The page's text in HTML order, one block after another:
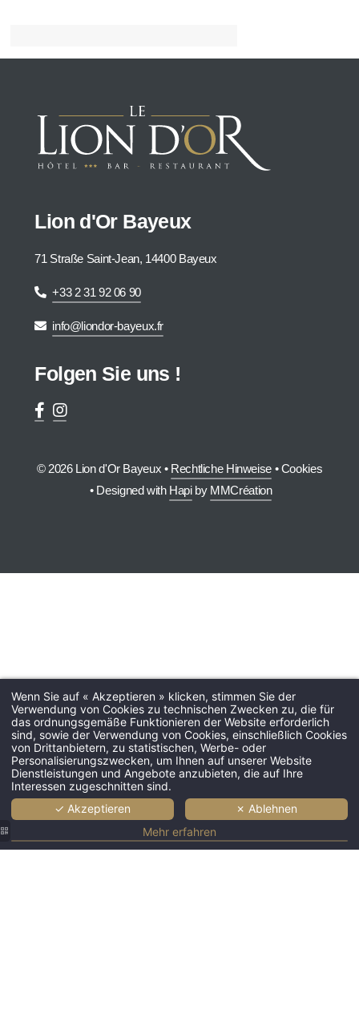
Lion d'Or Bayeux
71 Straße Saint-Jean, 14400 Bayeux
+33 2 31 92 06 90
info@liondor-bayeux.fr
Folgen Sie uns !
© 2026 Lion d'Or Bayeux • Rechtliche Hinweise•Cookies
• Designed with Hapiby MMCréation
Hotel
Zimmer & Suite
Restaurant
Berufstätige
Wenn Sie auf « Akzeptieren » klicken, stimmen Sie der
Verwendung von Cookies zu technischen Zwecken zu, die für
das ordnungsgemäße Funktionieren der Website erforderlich
sind, sowie der Verwendung von Cookies, einschließlich Cookies
von Drittanbietern, zu statistischen, Werbe- oder
Personalisierungszwecken, um Ihnen auf unserer Website
Dienstleistungen und Angebote anzubieten, die auf Ihre
Interessen zugeschnitten sind.
✓ Akzeptieren
✗ Ablehnen
Mehr erfahren